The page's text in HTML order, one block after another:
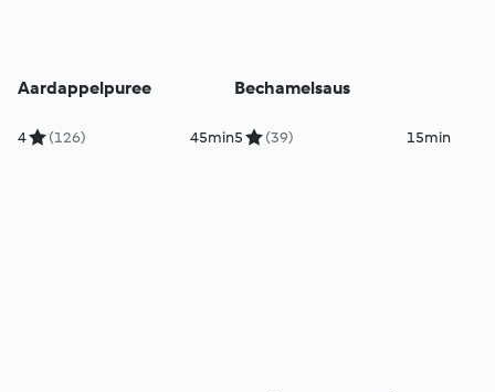
Aardappelpuree
4 (126) 45min
Bechamelsaus
5 (39) 15min